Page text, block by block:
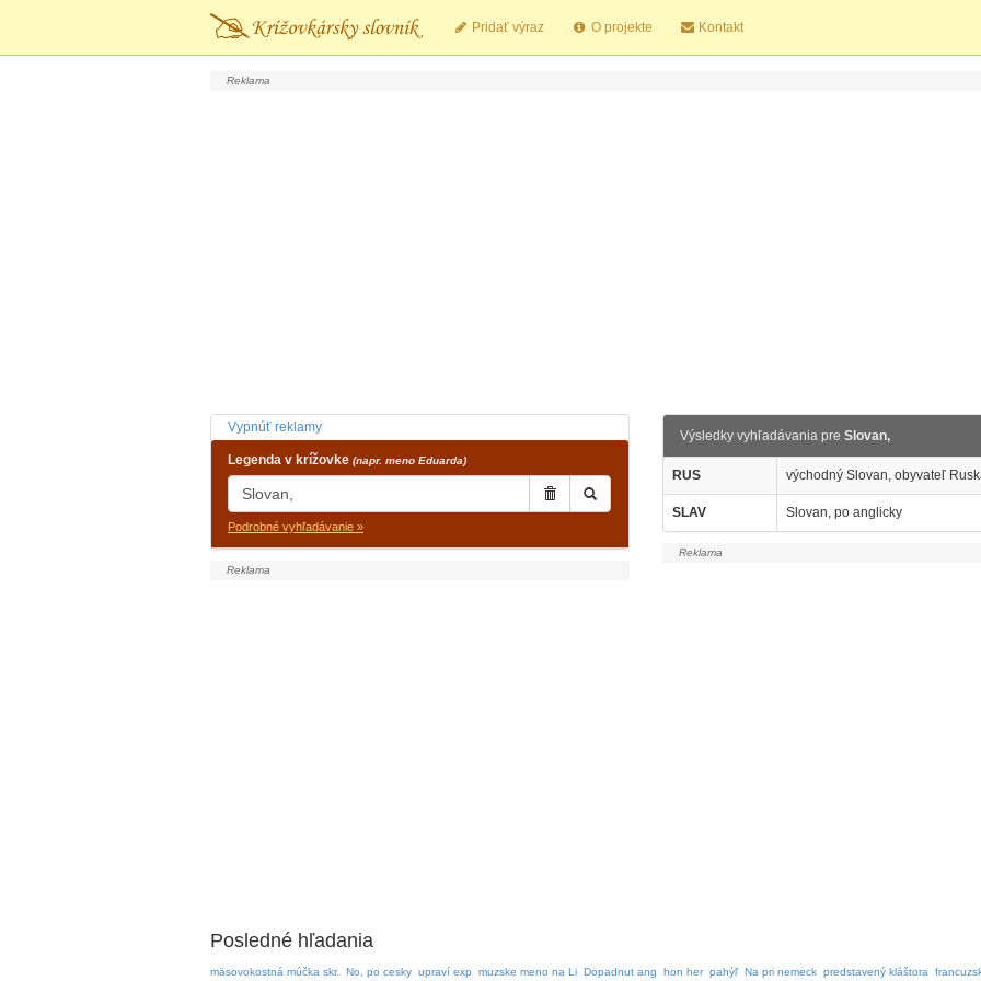
Pridať výraz O projekte Kontakt
Vypnúť reklamy
Legenda v krížovke (napr. meno Eduarda)
Podrobné vyhľadávanie »
Výsledky vyhľadávania pre Slovan,
RUS východný Slovan, obyvateľ
SLAV Slovan, po anglicky
Posledné hľadania
mäsovokostná múčka skr. No, po cesky upraví exp muzske meno na Li Dopadnut ang hon her pahýľ Na pri nemeck predstavený kláštora